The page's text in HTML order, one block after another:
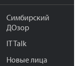
Симбирский
ДОзор
IT Talk
Новые лица